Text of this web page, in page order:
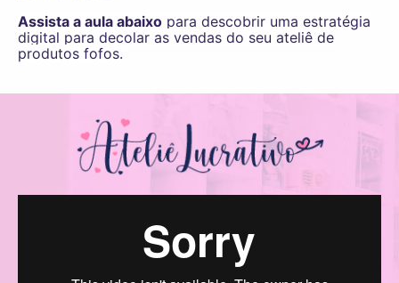
Assista a aula abaixo para descobrir uma estratégia
digital para decolar as vendas do seu ateliê de
produtos fofos.